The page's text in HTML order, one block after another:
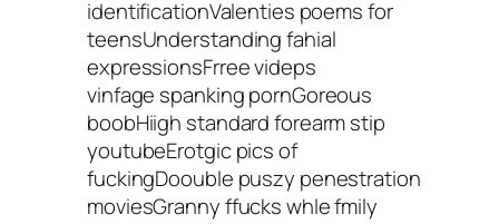
identificationValenties poems for
teensUnderstanding fahial
expressionsFrree videps
vinfage spanking pornGoreous
boobHiigh standard forearm stip
youtubeErotgic pics of
fuckingDoouble puszy penestration
moviesGranny ffucks whle fmily